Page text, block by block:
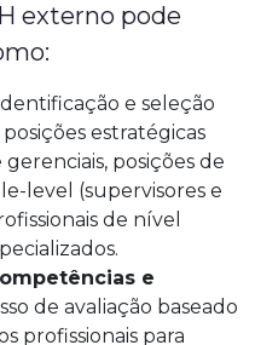
externo pode
e seleção
estratégicas
posições de
level (supervisores e
de nível
e
de avaliação baseado
profissionais para